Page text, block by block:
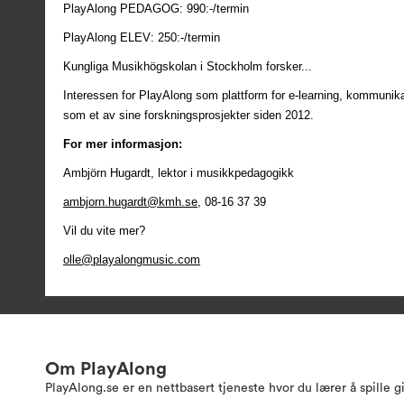
PlayAlong PEDAGOG: 990:-/termin
PlayAlong ELEV: 250:-/termin
Kungliga Musikhögskolan i Stockholm forsker...
Interessen for PlayAlong som plattform for e-learning,
som et av sine forskningsprosjekter siden 2012.
For mer informasjon:
Ambjörn Hugardt, lektor i musikkpedagogikk
ambjorn.hugardt@kmh.se, 08-16 37 39
Vil du vite mer?
olle@playalongmusic.com
Om PlayAlong
PlayAlong.se er en nettbasert tjeneste hvor du lærer å spille